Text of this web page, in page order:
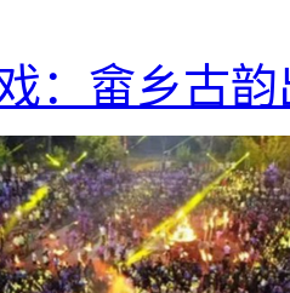
：畲乡古